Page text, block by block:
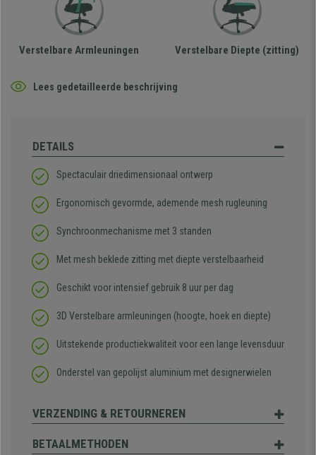
Verstelbare Armleuningen Verstelbare Diepte (zitting)
Lees gedetailleerde beschrijving
DETAILS
Spectaculair driedimensionaal ontwerp
Ergonomisch gevormde, ademende mesh rugleuning
Synchroonmechanisme met 3 standen
Met mesh beklede zitting met diepte verstelbaarheid
Geschikt voor intensief gebruik 8 uur per dag
3D Verstelbare armleuningen (hoogte, hoek en diepte)
Uitstekende productiekwaliteit voor een lange levensduur
Onderstel van gepolijst aluminium met designerwielen
VERZENDING & RETOURNEREN
BETAALMETHODEN